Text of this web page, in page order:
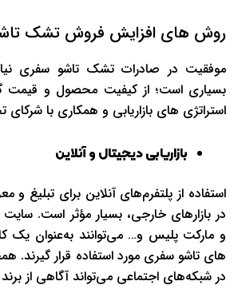
روش‌ های افزایش فروش تشک
موفقیت در صادرات تشک تاشو سفری
بسیاری است؛ از کیفیت محصول و قیمت‌
استراتژی‌ های بازاریابی و همکاری با
بازاریابی دیجیتال و آنلاین
استفاده از پلتفرم‌های آنلاین برای تبلیغ و
در بازارهای خارجی، بسیار مؤثر است.
و مارکت پلیس و… می‌توانند به‌عنوان یک
های تاشو سفری مورد استفاده قرار گیرند.
در شبکه‌های اجتماعی می‌تواند آگاهی از